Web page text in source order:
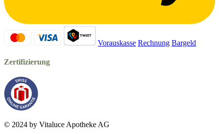
Vorauskasse Rechnung Bargeld
Zertifizierung
© 2024 by Vitaluce Apotheke AG